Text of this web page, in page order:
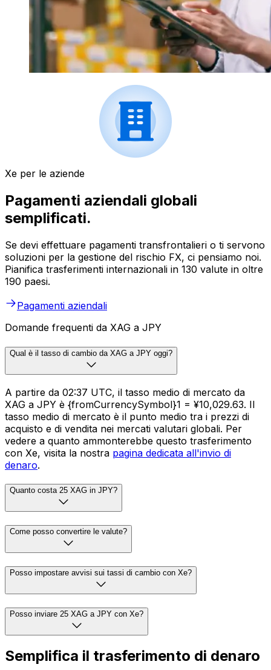
Xe per le aziende
Pagamenti aziendali globali
semplificati.
Se devi effettuare pagamenti transfrontalieri o ti servono
soluzioni per la gestione del rischio FX, ci pensiamo noi.
Pianifica trasferimenti internazionali in 130 valute in oltre
190 paesi.
Pagamenti aziendali
Domande frequenti da XAG a JPY
Qual è il tasso di cambio da XAG a JPY oggi?
A partire da 02:37 UTC, il tasso medio di mercato da
XAG a JPY è {fromCurrencySymbol}1 = ¥10,029.63. Il
tasso medio di mercato è il punto medio tra i prezzi di
acquisto e di vendita nei mercati valutari globali. Per
vedere a quanto ammonterebbe questo trasferimento
con Xe, visita la nostra pagina dedicata all'invio di
denaro.
Quanto costa 25 XAG in JPY?
Come posso convertire le valute?
Posso impostare avvisi sui tassi di cambio con Xe?
Posso inviare 25 XAG a JPY con Xe?
Semplifica il trasferimento di denaro